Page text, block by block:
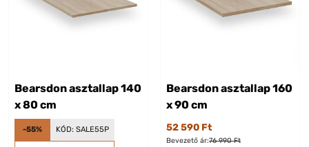
Bearsdon asztallap 140
x 80 cm
-55% KÓD: SALE55P
Bearsdon asztallap 160
x 90 cm
52 590 Ft
Bevezető ár:76 990 Ft